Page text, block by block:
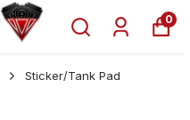
0
Sticker/Tank Pad